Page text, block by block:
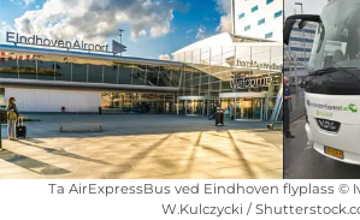
Ta AirExpressBus ved Eindhoven flyplass ©
W.Kulczycki /